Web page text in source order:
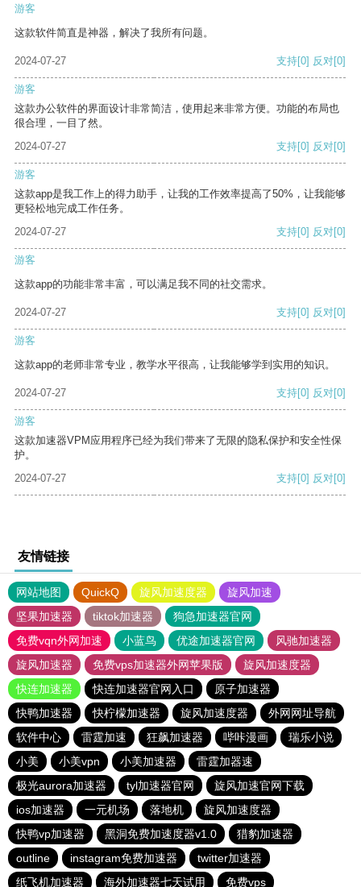
游客
这款软件简直是神器，解决了我所有问题。
2024-07-27 支持[0] 反对[0]
游客
这款办公软件的界面设计非常简洁，使用起来非常方便。功能的布局也
很合理，一目了然。
2024-07-27
支持[0] 反对[0]
游客
这款app是我工作上的得力助手，让我的工作效率提高了50%，让我能够
更轻松地完成工作任务。
2024-07-27
支持[0] 反对[0]
游客
这款app的功能非常丰富，可以满足我不同的社交需求。
2024-07-27 支持[0] 反对[0]
游客
这款app的老师非常专业，教学水平很高，让我能够学到实用的知识。
2024-07-27 支持[0] 反对[0]
游客
这款加速器VPM应用程序已经为我们带来了无限的隐私保护和安全性保
护。
2024-07-27
支持[0] 反对[0]
友情链接
网站地图 QuickQ 旋风加速度器
旋风加速
坚果加速器
tiktok加速器
狗急加速器官网
免费vqn外网加速
小蓝鸟 优途加速器官网
风驰加速器
旋风加速器
免费vps加速器外网苹果版
旋风加速度器
快连加速器
快连加速器官网入口
原子加速器
快鸭加速器
快柠檬加速器 旋风加速度器
外网网址导航
软件中心
雷霆加速 狂飙加速器 哔咔漫画
瑞乐小说
小美
小美vpn 小美加速器
雷霆加器速
极光aurora加速器
tyl加速器官网
旋风加速官网下载
ios加速器
一元机场 落地机
旋风加速度器
快鸭vp加速器
黑洞免费加速度器v1.0
猎豹加速器
outline
instagram免费加速器
twitter加速器
纸飞机加速器
海外加速器七天试用 免费vps